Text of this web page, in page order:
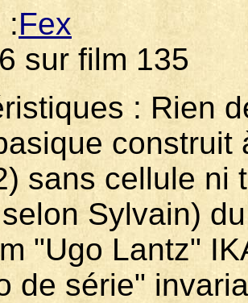
:Fex
sur film 135
: Rien
construit
sans cellule ni
Sylvain)
"Ugo Lantz"
de série"